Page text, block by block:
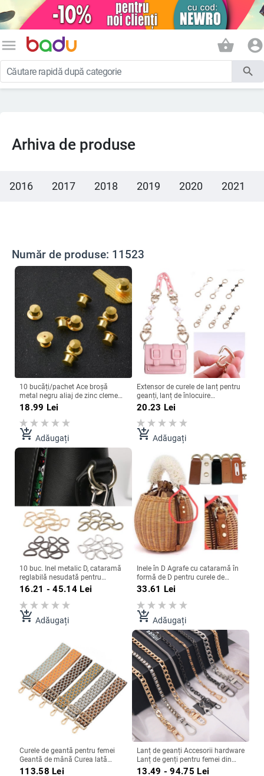
menu shopping_basket account_circle
search
Arhiva de produse
2016 2017 2018 2019 2020 2021
Număr de produse: 11523
10 bucăți/pachet Ace broșă
metal negru aliaj de zinc cleme
pentru broșe insignă bijuterii
ridicata
18.99 Lei
add_shopping_cart Adăugați
Extensor de curele de lanț pentru
geanți, lanț de înlocuire
suspendat în formă de inimă,
prelungire pentru geantă, lanț,
accesorii pentru geanți
20.23 Lei
add_shopping_cart Adăugați
10 buc. Inel metalic D, cataramă
reglabilă nesudată pentru
rucsacuri, curele, accesorii pentru
inel cu catarame
16.21 - 45.14Lei
add_shopping_cart Adăugați
Inele în D Agrafe cu cataramă în
formă de D pentru curele de
chingă Legături pentru câini
multifuncțională Catarame cu
cataramă D
33.61 Lei
add_shopping_cart Adăugați
Curele de geantă pentru femei
Geantă de mână Curea lată
pentru umăr Curea de schimb
113.58 Lei
Lanț de geanți Accesorii hardware
Lanț de genți pentru femei din
metal Genți de mână Curea Curea
13.49 - 94.75 Lei